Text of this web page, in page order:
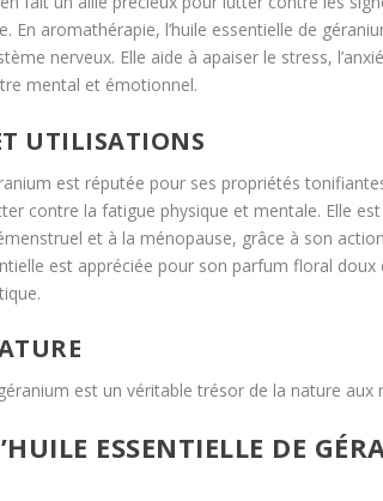
En aromathérapie, l’huile essentielle de
nerveux. Elle aide à apaiser le stress,
mental et émotionnel.
UTILISATIONS
est réputée pour ses propriétés
contre la fatigue physique et mentale. Elle
et à la ménopause, grâce à son
est appréciée pour son parfum floral
est un véritable trésor de la nature
ESSENTIELLE DE